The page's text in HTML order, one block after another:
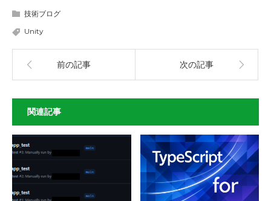
技術ブログ
Unity
前の記事 次の記事
関連記事